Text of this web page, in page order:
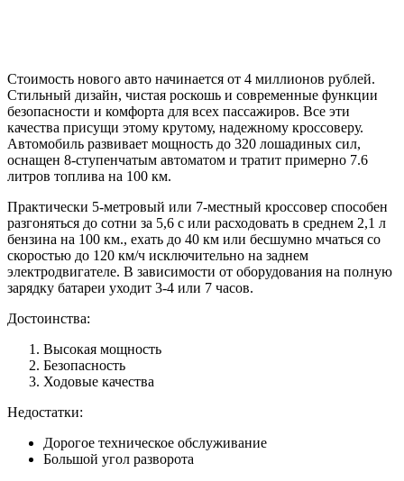
Стоимость нового авто начинается от 4 миллионов рублей.
Стильный дизайн, чистая роскошь и современные функции
безопасности и комфорта для всех пассажиров. Все эти
качества присущи этому крутому, надежному кроссоверу.
Автомобиль развивает мощность до 320 лошадиных сил,
оснащен 8-ступенчатым автоматом и тратит примерно 7.6
литров топлива на 100 км.
Практически 5-метровый или 7-местный кроссовер способен
разгоняться до сотни за 5,6 с или расходовать в среднем 2,1 л
бензина на 100 км., ехать до 40 км или бесшумно мчаться со
скоростью до 120 км/ч исключительно на заднем
электродвигателе. В зависимости от оборудования на полную
зарядку батареи уходит 3-4 или 7 часов.
Достоинства:
Высокая мощность
Безопасность
Ходовые качества
Недостатки:
Дорогое техническое обслуживание
Большой угол разворота